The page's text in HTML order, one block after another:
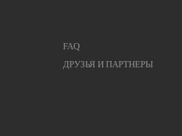
FAQ
ДРУЗЬЯ И ПАРТНЕРЫ